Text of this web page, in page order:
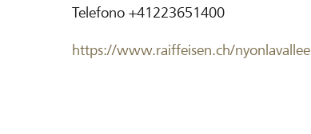
Telefono +41223651400
https://www.raiffeisen.ch/nyonlavallee